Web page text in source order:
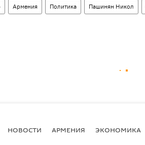
Армения Политика Пашинян Никол
НОВОСТИ АРМЕНИЯ ЭКОНОМИКА